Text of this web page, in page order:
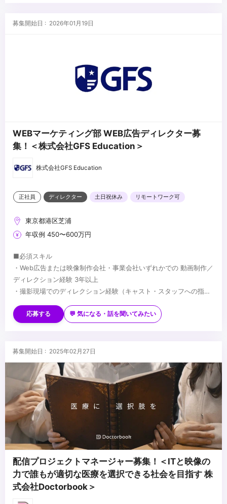
・技術習得に積極的な方
募集開始日 : 2026年01月19日
WEBマーケティング部 WEB広告ディレクター募
集！＜株式会社GFS Education＞
株式会社GFS Education
正社員 ディレクター 土日祝休み リモートワーク可
東京都港区芝浦
年収例 450〜600万円
■必須スキル
・Web広告または映像制作会社・事業会社いずれかでの 動画制作／
ディレクション経験 3年以上
・撮影現場でのディレクション経験（キャスト・スタッフへの指示
・編集者や制作会社への 編集指示・フィードバック の経験
・YouTubeの企画立案、台本作成、編集経験
・金融・教育・オンラインスクールなど無形商材の広告企画/制作経
・広告バナー/LPの企画、PDCA経験
...
応募する 💬 気になる・話を聞いてみたい
募集開始日 : 2025年02月27日
配信プロジェクトマネージャー募集！＜ITと映像の
力で誰もが適切な医療を選択できる社会を目指す 株
式会社Doctorbook＞